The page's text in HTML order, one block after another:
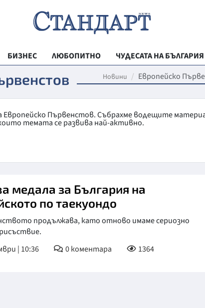
БИЗНЕС ЛЮБОПИТНО ЧУДЕСАТА НА БЪЛГАРИЯ
РЕГИОНАЛНИ
МЛАДЕЖКА
ДА!НА
ДА! НА
Новини Европейско
Европейско Първенстов. Събрахме водещите
темата се развива най-активно.
медала за България на
по таекуондо
продължава, като отново имаме сериозно
| 10:36
0коментара 1364